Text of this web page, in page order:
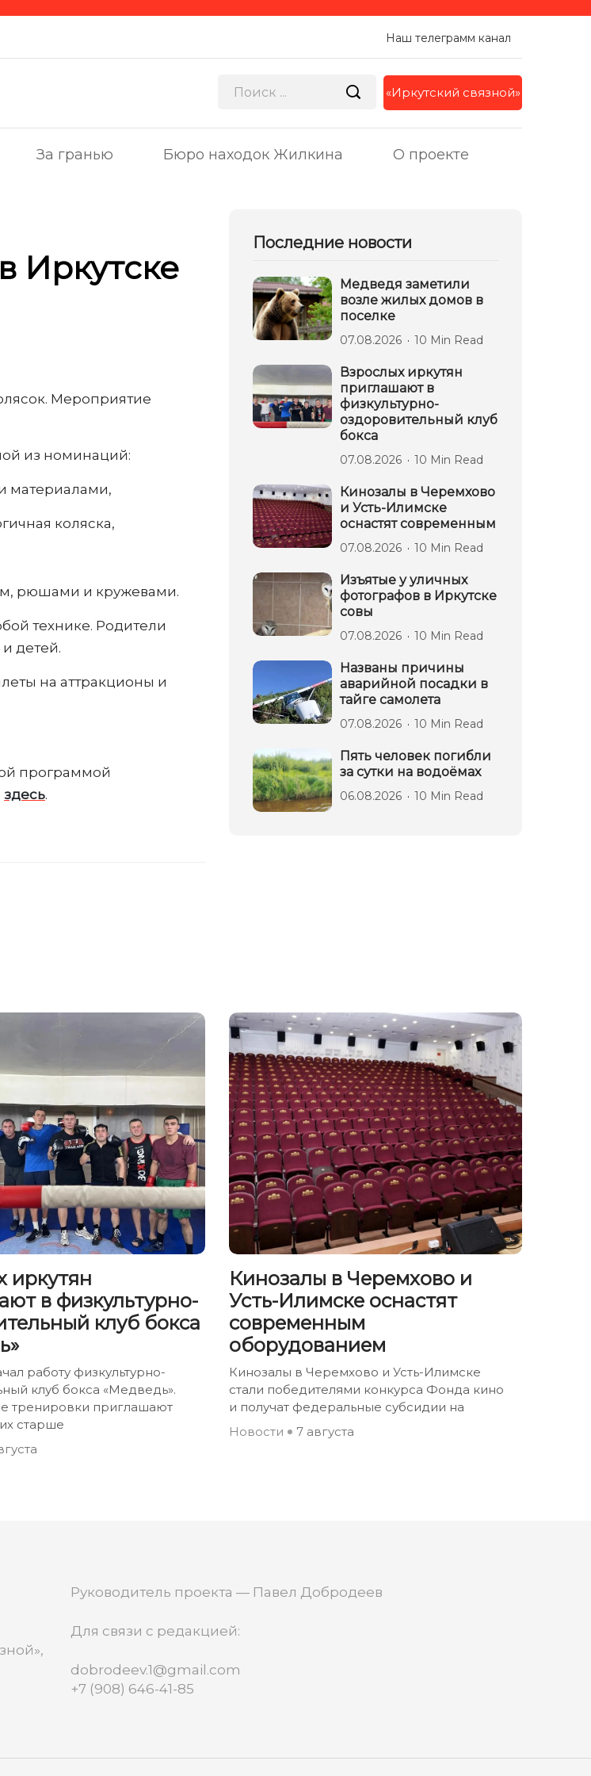
Наш телеграмм канал
«Иркутский связной»
За гранью Бюро находок Жилкина О проекте
Иркутске
Мероприятие
из номинаций:
материалами,
коляска,
рюшами и кружевами.
технике. Родители
детей.
на аттракционы и
программой
здесь.
Последние новости
Медведя заметили
возле жилых домов в
поселке
07.08.2026 10 Min Read
Взрослых иркутян
приглашают в
физкультурно-
оздоровительный клуб
бокса
07.08.2026 10 Min Read
Кинозалы в Черемхово
и Усть-Илимске
оснастят современным
07.08.2026 10 Min Read
Изъятые у уличных
фотографов в Иркутске
совы
07.08.2026 10 Min Read
Названы причины
аварийной посадки в
тайге самолета
07.08.2026 10 Min Read
Пять человек погибли
за сутки на водоёмах
06.08.2026 10 Min Read
иркутян
в физкультурно-
клуб бокса
работу физкультурно-
клуб бокса «Медведь».
тренировки приглашают
старше
Кинозалы в Черемхово и
Усть-Илимске оснастят
современным
оборудованием
Кинозалы в Черемхово и Усть-Илимске
стали победителями конкурса Фонда кино
и получат федеральные субсидии на
Новости
7 августа
Руководитель проекта — Павел Добродеев
Для связи с редакцией:
dobrodeev.1@gmail.com
+7 (908) 646-41-85